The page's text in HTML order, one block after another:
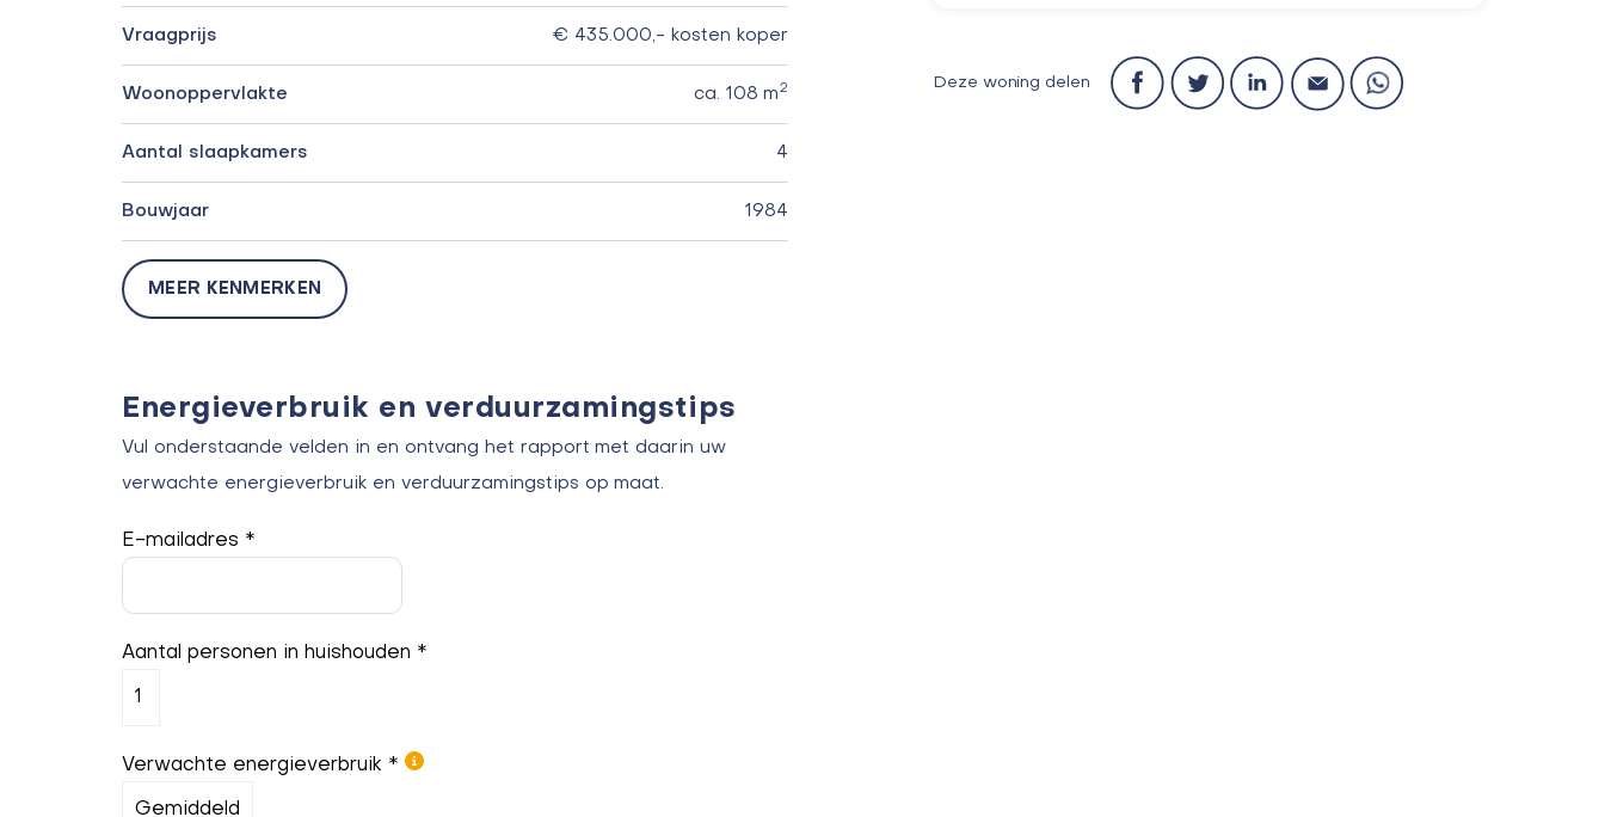
Vraagprijs € 435.000,- kosten koper
Woonoppervlakte ca. 108 m2
Aantal slaapkamers 4
Bouwjaar 1984
MEER KENMERKEN
Energieverbruik en verduurzamingstips
Vul onderstaande velden in en ontvang het rapport met daarin uw
verwachte energieverbruik en verduurzamingstips op maat.
E-mailadres *
Aantal personen in huishouden *
Verwachte energieverbruik *
Deze woning delen